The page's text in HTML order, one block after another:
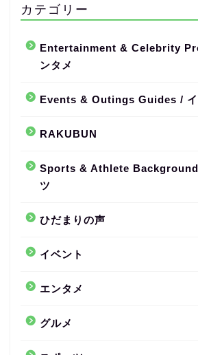
カテゴリー
Entertainment & Celebrity
ンタメ
Events & Outings Guides / イ
RAKUBUN
Sports & Athlete
ツ
ひだまりの声
イベント
エンタメ
グルメ